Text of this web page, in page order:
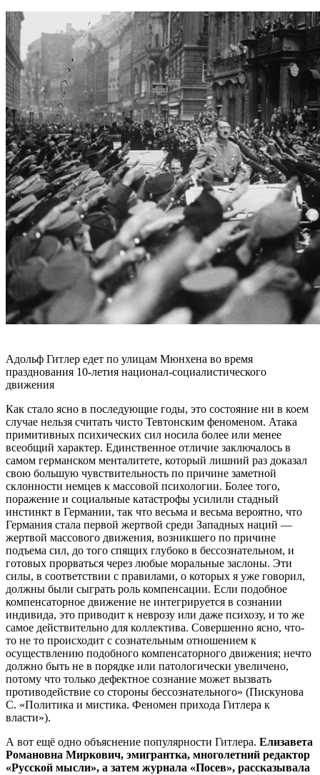
Адольф Гитлер едет по улицам Мюнхена во время
празднования 10-летия национал-социалистического
движения
Как стало ясно в последующие годы, это состояние ни в коем
случае нельзя считать чисто Тевтонским феноменом. Атака
примитивных психических сил носила более или менее
всеобщий характер. Единственное отличие заключалось в
самом германском менталитете, который лишний раз доказал
свою большую чувствительность по причине заметной
склонности немцев к массовой психологии. Более того,
поражение и социальные катастрофы усилили стадный
инстинкт в Германии, так что весьма и весьма вероятно, что
Германия стала первой жертвой среди Западных наций —
жертвой массового движения, возникшего по причине
подъема сил, до того спящих глубоко в бессознательном, и
готовых прорваться через любые моральные заслоны. Эти
силы, в соответствии с правилами, о которых я уже говорил,
должны были сыграть роль компенсации. Если подобное
компенсаторное движение не интегрируется в сознании
индивида, это приводит к неврозу или даже психозу, и то же
самое действительно для коллектива. Совершенно ясно, что-
то не то происходит с сознательным отношением к
осуществлению подобного компенсаторного движения; нечто
должно быть не в порядке или патологически увеличено,
потому что только дефектное сознание может вызвать
противодействие со стороны бессознательного» (Пискунова
С. «Политика и мистика. Феномен прихода Гитлера к
власти»).
А вот ещё одно объяснение популярности Гитлера. Елизавета
Романовна Миркович, эмигрантка, многолетний редактор
«Русской мысли», а затем журнала «Посев», рассказывала